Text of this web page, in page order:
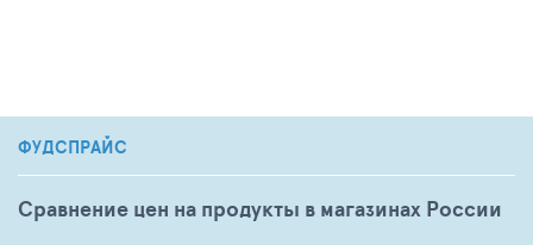
ФУДСПРАЙС
Сравнение цен на продукты в магазинах России